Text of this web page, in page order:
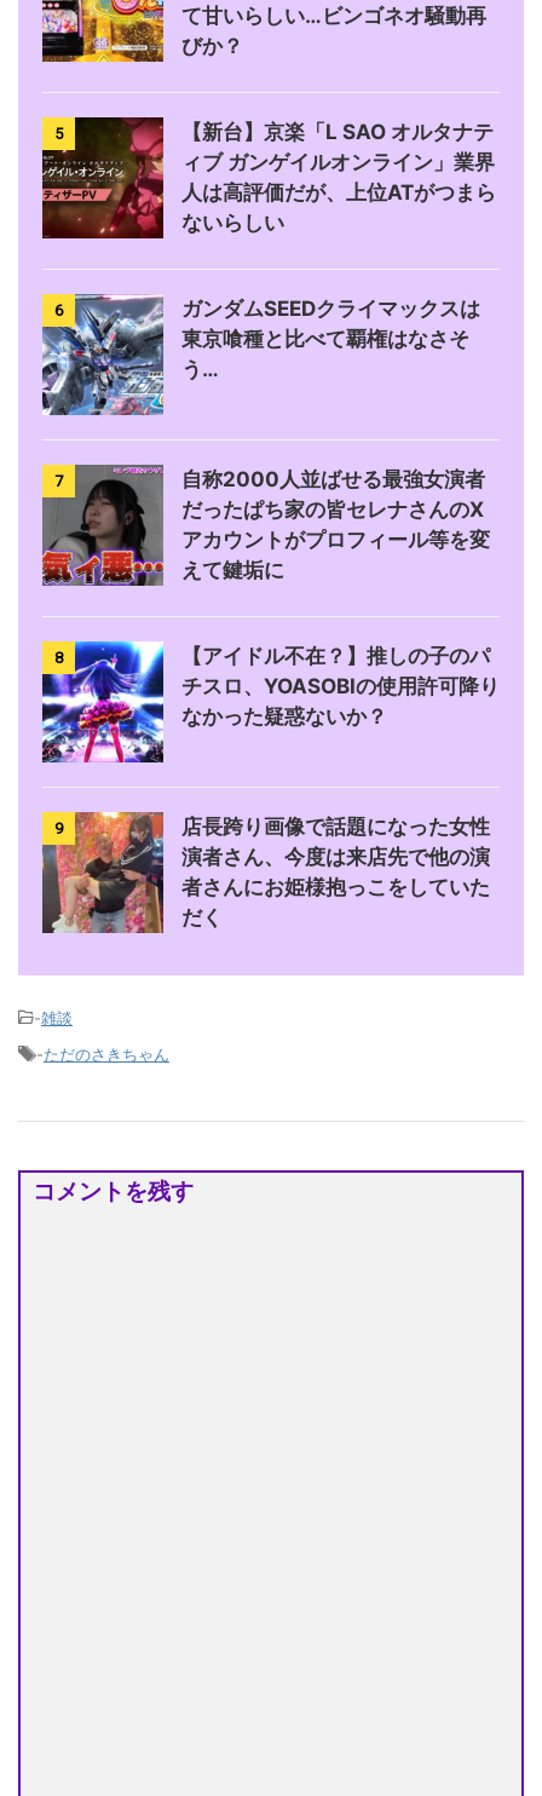
て甘いらしい…ビンゴネオ騒動再
びか？
5
【新台】京楽「L SAO オルタナテ
ィブ ガンゲイルオンライン」業界
人は高評価だが、上位ATがつまら
ないらしい
6
ガンダムSEEDクライマックスは
東京喰種と比べて覇権はなさそ
う…
7
自称2000人並ばせる最強女演者
だったぱち家の皆セレナさんのX
アカウントがプロフィール等を変
えて鍵垢に
8
【アイドル不在？】推しの子のパ
チスロ、YOASOBIの使用許可降り
なかった疑惑ないか？
9
店長跨り画像で話題になった女性
演者さん、今度は来店先で他の演
者さんにお姫様抱っこをしていた
だく
-雑談
-ただのさきちゃん
コメントを残す